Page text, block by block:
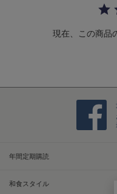
i
現在、この商品
年間定期購読
和食スタイル